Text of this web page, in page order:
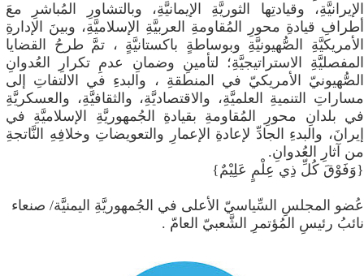
الإيرانيَّةِ، وقيادتِها الثوريَّةِ الإيمانيَّةِ، وبالتشاورِ المُباشرِ معَ
أطرافِ قيادةِ محورِ المُقاومةِ العربيَّةِ الإسلاميَّةِ، وبينَ الإدارةِ
الأمريكيَّةِ الصُّهيونيَّةِ وبوساطةٍ باكستانيَّةٍ ، تمَّ طرحُ القضايا
المفصليَّةِ الاستراتيجيَّةِ؛ لتأمينِ وضمانِ عدمِ تكرارِ العُدوانِ
الصُّهيونيّ الأمريكيّ في المنطقةِ ، والبدءِ في الالتفاتِ إلى
مساراتِ التنميةِ العلميَّةِ، والاقتصاديَّةِ، والثقافيَّةِ، والعسكريَّةِ
في بلدانِ محورِ المُقاومةِ بقيادةِ الجُمهوريَّةِ الإسلاميَّةِ في
إيرانَ، والبدءِ الجادِّ لإعادةِ الإعمارِ والتعويضاتِ وخلافِهِ النَّاتجةِ
من آثارِ العُدوانِ.
​{وَفَوْقَ كُلِّ ذِي عِلْمٍ عَلِيْمٌ}
​عُضو المجلسِ السِّياسيّ الأعلى في الجُمهوريَّةِ اليمنيَّة/ صنعاء
​نائبُ رئيسِ المُؤتمرِ الشَّعبيّ العامّ .